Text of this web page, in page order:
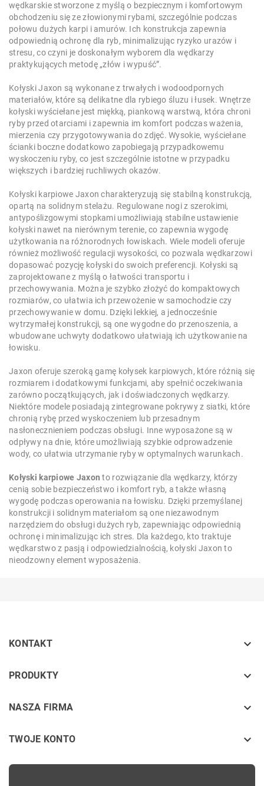
wędkarskie stworzone z myślą o bezpiecznym i komfortowym
obchodzeniu się ze złowionymi rybami, szczególnie podczas
połowu dużych karpi i amurów. Ich konstrukcja zapewnia
odpowiednią ochronę dla ryb, minimalizując ryzyko urazów i
stresu, co czyni je doskonałym wyborem dla wędkarzy
praktykujących metodę „złów i wypuść”.
Kołyski Jaxon są wykonane z trwałych i wodoodpornych
materiałów, które są delikatne dla rybiego śluzu i łusek. Wnętrze
kołyski wyściełane jest miękką, piankową warstwą, która chroni
ryby przed otarciami i zapewnia im komfort podczas ważenia,
mierzenia czy przygotowywania do zdjęć. Wysokie, wyściełane
ścianki boczne dodatkowo zapobiegają przypadkowemu
wyskoczeniu ryby, co jest szczególnie istotne w przypadku
większych i bardziej ruchliwych okazów.
Kołyski karpiowe Jaxon charakteryzują się stabilną konstrukcją,
opartą na solidnym stelażu. Regulowane nogi z szerokimi,
antypoślizgowymi stopkami umożliwiają stabilne ustawienie
kołyski nawet na nierównym terenie, co zapewnia wygodę
użytkowania na różnorodnych łowiskach. Wiele modeli oferuje
również możliwość regulacji wysokości, co pozwala wędkarzowi
dopasować pozycję kołyski do swoich preferencji. Kołyski są
zaprojektowane z myślą o łatwości transportu i
przechowywania. Można je szybko złożyć do kompaktowych
rozmiarów, co ułatwia ich przewożenie w samochodzie czy
przechowywanie w domu. Dzięki lekkiej, a jednocześnie
wytrzymałej konstrukcji, są one wygodne do przenoszenia, a
wbudowane uchwyty dodatkowo ułatwiają ich użytkowanie na
łowisku.
Jaxon oferuje szeroką gamę kołysek karpiowych, które różnią się
rozmiarem i dodatkowymi funkcjami, aby spełnić oczekiwania
zarówno początkujących, jak i doświadczonych wędkarzy.
Niektóre modele posiadają zintegrowane pokrywy z siatki, które
chronią rybę przed wyskoczeniem lub przesadnym
nasłonecznieniem podczas obsługi. Inne wyposażone są w
odpływy na dnie, które umożliwiają szybkie odprowadzenie
wody, co ułatwia utrzymanie ryby w optymalnych warunkach.
Kołyski karpiowe Jaxon to rozwiązanie dla wędkarzy, którzy
cenią sobie bezpieczeństwo i komfort ryb, a także własną
wygodę podczas operowania na łowisku. Dzięki przemyślanej
konstrukcji i solidnym materiałom są one niezawodnym
narzędziem do obsługi dużych ryb, zapewniając odpowiednią
ochronę i minimalizując ich stres. Dla każdego, kto traktuje
wędkarstwo z pasją i odpowiedzialnością, kołyski Jaxon to
nieodzowny element wyposażenia.
KONTAKT 
PRODUKTY keyboard_arrow_down
NASZA FIRMA keyboard_arrow_down
TWOJE KONTO 